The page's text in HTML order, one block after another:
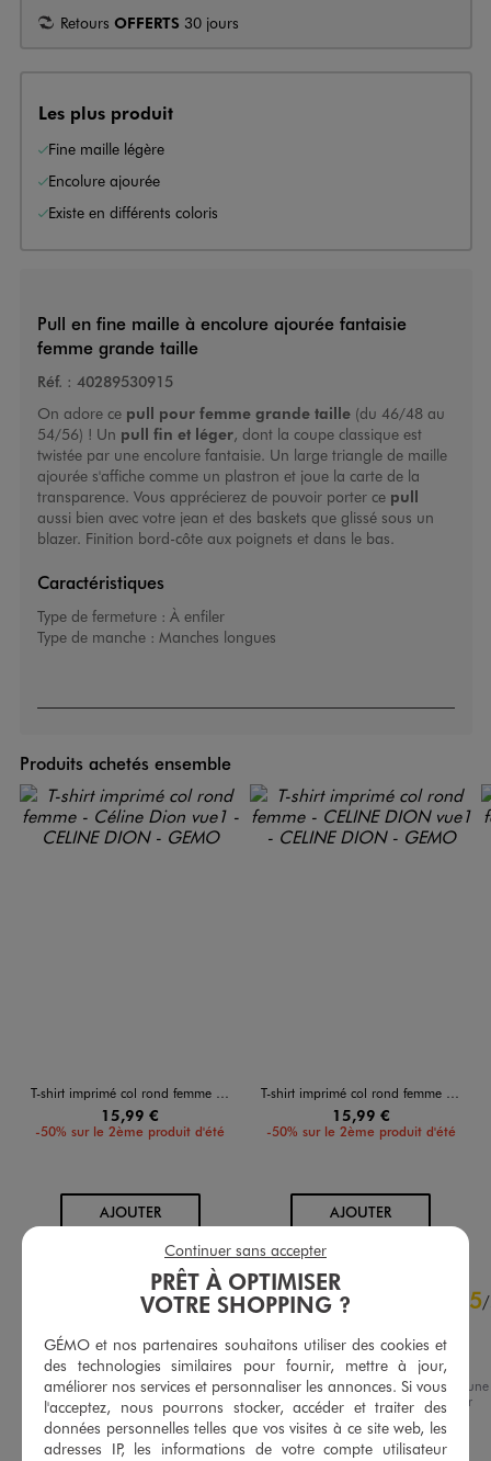
Retours OFFERTS 30 jours
Les plus produit
Fine maille légère
Encolure ajourée
Existe en différents coloris
Pull en fine maille à encolure ajourée fantaisie
femme grande taille
Réf. : 40289530915
On adore ce pull pour femme grande taille(du 46/48 au
54/56) ! Un pull fin et léger, dont la coupe classique est
twistée par une encolure fantaisie. Un large triangle de maille
ajourée s'affiche comme un plastron et joue la carte de la
transparence. Vous apprécierez de pouvoir porter ce pull
aussi bien avec votre jean et des baskets que glissé sous un
blazer. Finition bord-côte aux poignets et dans le bas.
Caractéristiques
Type de fermeture : À enfiler
Type de manche : Manches longues
Produits achetés ensemble
T-shirt imprimé col rond femme - Céline Dion
15,99 €
-50% sur le 2ème produit d'été
AJOUTERAU PANIER
T-shirt imprimé col rond femme - CELINE DION
15,99 €
-50% sur le 2ème produit d'été
AJOUTERAU PANIER
4.4/5
Basé sur15 avis soumis à un
contrôle
Voir tous les avis sur ce site
5/
très bien
Avis du30/01/2026 , suite à une
expérience du17/01/2026
par
Wilfrid Q.
Utile(0) Signaler
PRÊT À OPTIMISER
VOTRE SHOPPING ?
GÉMO et nos partenaires souhaitons utiliser des cookies et
des technologies similaires pour fournir, mettre à jour,
améliorer nos services et personnaliser les annonces. Si vous
l'acceptez, nous pourrons stocker, accéder et traiter des
données personnelles telles que vos visites à ce site web, les
adresses IP, les informations de votre compte utilisateur
Continuer sans accepter